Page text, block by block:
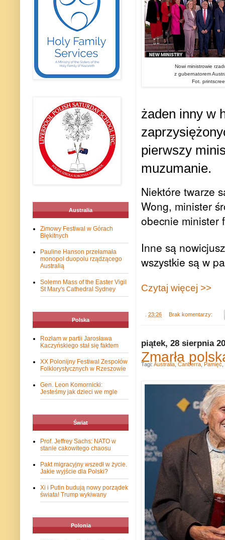
Nowi ministrowie
z gubernatorem
Fot.
żaden inny w
pierwszy
muzumanie.
Niektóre twarze
Wong, minister
obecnie minister
Inne są
wszystkie są w
Czytaj więcej >>
23:26 Brak komentarzy:
piątek, 28 sierpnia
Zmarła
Tagi: Australia Canberra Pamięć
Australia
Zimowy Festiwal w Górach
Błękitnych
Pauline Hanson przełamała
monopol duopolu rządzącego
Australią
Solemn Mass of the Easter Vigil
St Mary's Cathedral Sydney
Polska
Rozłam w partii Jarosława
Kaczyńskiego stał się faktem
XX Polonijny Festiwal Zespołów
Folklorystycznych w Rzeszowie
Gen. Leon Komornicki:
Jesteśmy jak dzieci we mgle
Świat
Prof. Jeffrey Sachs: NATO w
stanie cakowitego chaosu
Pakt migracyjny wszedł w życie.
Jakie wyjście dla Polski?
Xi i Putin budują nowy porządek
świata! Trump wykiwany
Polonia